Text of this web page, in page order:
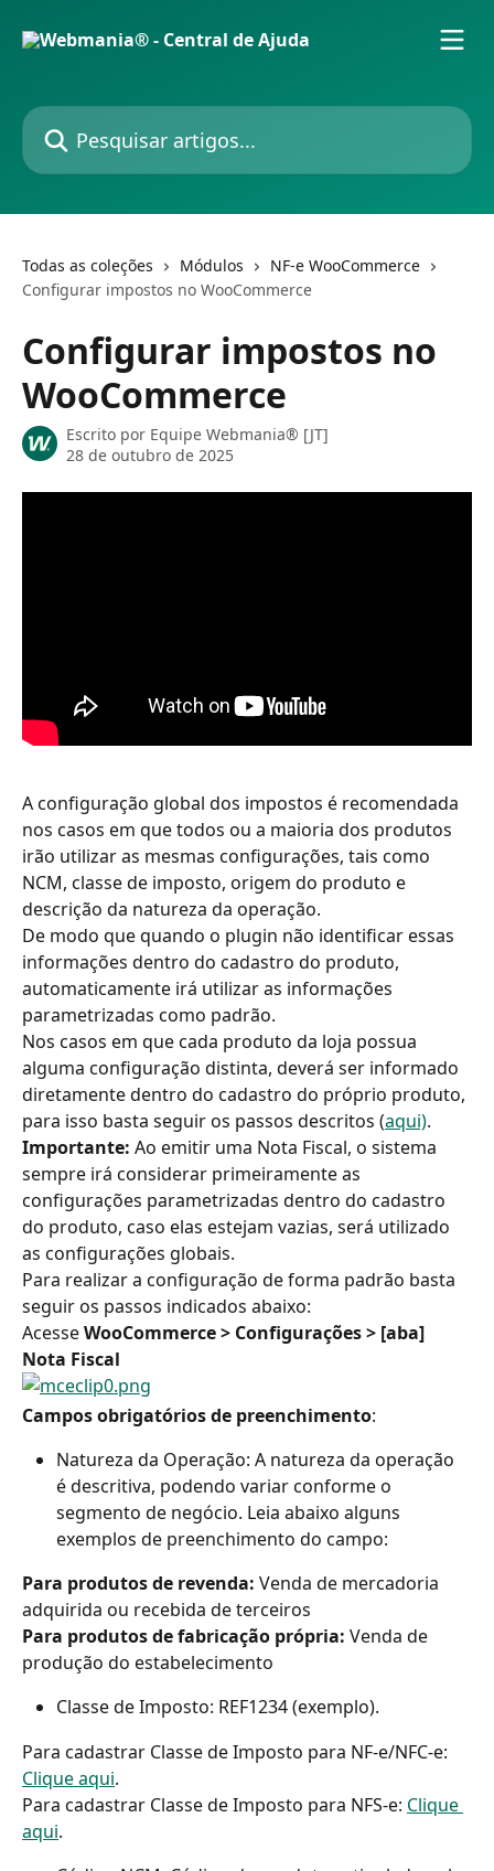
Pesquisar artigos...
Todas as coleções Módulos
NF-e WooCommerce
Configurar impostos no WooCommerce
Configurar impostos no
WooCommerce
Escrito por Equipe Webmania® [JT]
28 de outubro de 2025
A configuração global dos impostos é recomendada
nos casos em que todos ou a maioria dos produtos
irão utilizar as mesmas configurações, tais como
NCM, classe de imposto, origem do produto e
descrição da natureza da operação.
De modo que quando o plugin não identificar essas
informações dentro do cadastro do produto,
automaticamente irá utilizar as informações
parametrizadas como padrão.
Nos casos em que cada produto da loja possua
alguma configuração distinta, deverá ser informado
diretamente dentro do cadastro do próprio produto,
para isso basta seguir os passos descritos (aqui).
Importante: Ao emitir uma Nota Fiscal, o sistema
sempre irá considerar primeiramente as
configurações parametrizadas dentro do cadastro
do produto, caso elas estejam vazias, será utilizado
as configurações globais.
Para realizar a configuração de forma padrão basta
seguir os passos indicados abaixo:
Acesse WooCommerce > Configurações > [aba]
Nota Fiscal
Campos obrigatórios de preenchimento:
Natureza da Operação: A natureza da operação
é descritiva, podendo variar conforme o
segmento de negócio. Leia abaixo alguns
exemplos de preenchimento do campo:
Para produtos de revenda: Venda de mercadoria
adquirida ou recebida de terceiros
Para produtos de fabricação própria: Venda de
produção do estabelecimento
Classe de Imposto: REF1234 (exemplo).
Para cadastrar Classe de Imposto para NF-e/NFC-e:
Clique aqui.
Para cadastrar Classe de Imposto para NFS-e: Clique
aqui.